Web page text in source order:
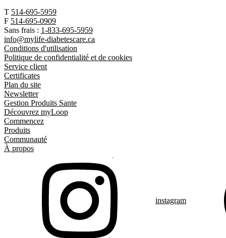
T 514-695-5959
F 514-695-0909
Sans frais : 1-833-695-5959
info@mylife-diabetescare.ca
Conditions d'utilisation
Politique de confidentialité et de cookies
Service client
Certificates
Plan du site
Newsletter
Gestion Produits Sante
Découvrez myLoop
Commencez
Produits
Communauté
À propos
instagram